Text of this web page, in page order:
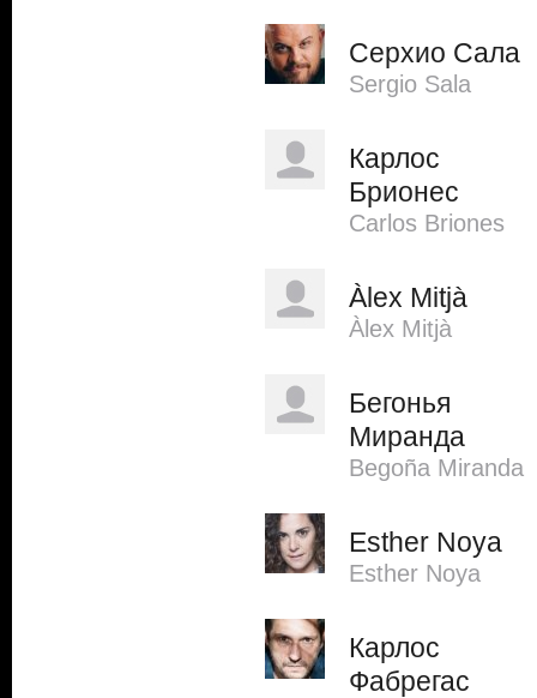
Серхио Сала
Sergio Sala
Карлос
Брионес
Carlos Briones
Àlex Mitjà
Àlex Mitjà
Бегонья
Миранда
Begoña Miranda
Esther Noya
Esther Noya
Карлос
Фабрегас